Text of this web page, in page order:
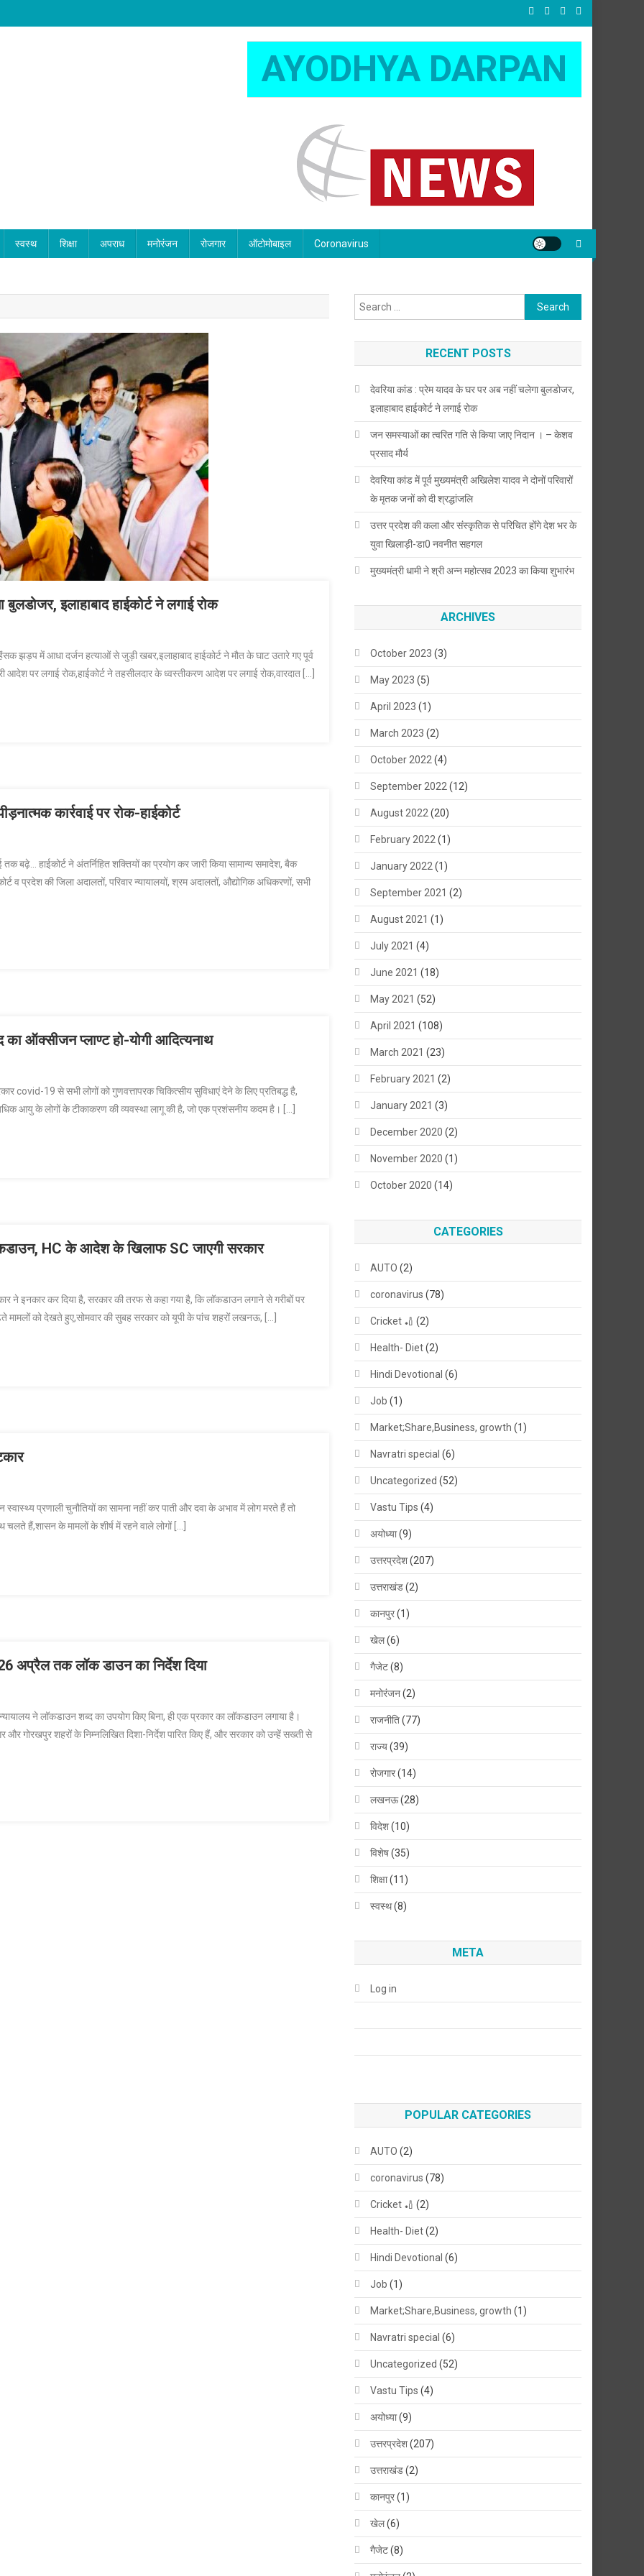
AYODHYA DARPAN
स्वस्थ शिक्षा अपराध मनोरंजन रोजगार ऑटोमोबाइल Coronavirus
इलाहाबाद हाईकोर्ट ने लगाई रोक
झड़प में आधा दर्जन हत्याओं से जुड़ी खबर,इलाहाबाद हाईकोर्ट ने मौत के घाट उतारे गए पूर्व
पर लगाई रोक,हाईकोर्ट ने तहसीलदार के ध्वस्तीकरण आदेश पर लगाई रोक,वारदात […]
कार्रवाई पर रोक-हाईकोर्ट
बढ़े… हाईकोर्ट ने अंतर्निहित शक्तियों का प्रयोग कर जारी किया सामान्य समादेश, बैक
व प्रदेश की जिला अदालतों, परिवार न्यायालयों, श्रम अदालतों, औद्योगिक अधिकरणों, सभी
ऑक्सीजन प्लाण्ट हो-योगी आदित्यनाथ
covid-19 से सभी लोगों को गुणवत्तापरक चिकित्सीय सुविधाएं देने के लिए प्रतिबद्ध है,
आयु के लोगों के टीकाकरण की व्यवस्था लागू की है, जो एक प्रशंसनीय कदम है। […]
HC के आदेश के खिलाफ SC जाएगी सरकार
इनकार कर दिया है, सरकार की तरफ से कहा गया है, कि लॉकडाउन लगाने से गरीबों पर
मामलों को देखते हुए,सोमवार की सुबह सरकार को यूपी के पांच शहरों लखनऊ, […]
स्वास्थ्य प्रणाली चुनौतियों का सामना नहीं कर पाती और दवा के अभाव में लोग मरते हैं तो
हैं,शासन के मामलों के शीर्ष में रहने वाले लोगों […]
अप्रैल तक लॉक डाउन का निर्देश दिया
ने लॉकडाउन शब्द का उपयोग किए बिना, ही एक प्रकार का लॉकडाउन लगाया है।
गोरखपुर शहरों के निम्नलिखित दिशा-निर्देश पारित किए हैं, और सरकार को उन्हें सख्ती से
Search
for:
RECENT POSTS
देवरिया कांड : प्रेम यादव के घर पर अब नहीं चलेगा बुलडोजर,
इलाहाबाद हाईकोर्ट ने लगाई रोक
जन समस्याओं का त्वरित गति से किया जाए निदान । – केशव
प्रसाद मौर्य
देवरिया कांड में पूर्व मुख्यमंत्री अखिलेश यादव ने दोनों परिवारों
के मृतक जनों को दी श्रद्धांजलि
उत्तर प्रदेश की कला और संस्कृतिक से परिचित होंगे देश भर के
युवा खिलाड़ी-डा0 नवनीत सहगल
मुख्यमंत्री धामी ने श्री अन्न महोत्सव 2023 का किया शुभारंभ
ARCHIVES
October 2023 (3)
May 2023 (5)
April 2023 (1)
March 2023 (2)
October 2022 (4)
September 2022 (12)
August 2022 (20)
February 2022 (1)
January 2022 (1)
September 2021 (2)
August 2021 (1)
July 2021 (4)
June 2021 (18)
May 2021 (52)
April 2021 (108)
March 2021 (23)
February 2021 (2)
January 2021 (3)
December 2020 (2)
November 2020 (1)
October 2020 (14)
CATEGORIES
AUTO (2)
coronavirus (78)
Cricket 🏏 (2)
Health- Diet(2)
Hindi Devotional (6)
Job (1)
Market;Share,Business, growth (1)
Navratri special (6)
Uncategorized (52)
Vastu Tips (4)
अयोध्या(9)
उत्तरप्रदेश(207)
उत्तराखंड(2)
कानपुर(1)
खेल(6)
गैजेट(8)
मनोरंजन(2)
राजनीति(77)
राज्य(39)
रोजगार(14)
लखनऊ(28)
विदेश(10)
विशेष(35)
शिक्षा(11)
स्वस्थ(8)
META
Log in
POPULAR CATEGORIES
AUTO (2)
coronavirus (78)
Cricket 🏏 (2)
Health- Diet(2)
Hindi Devotional (6)
Job (1)
Market;Share,Business, growth (1)
Navratri special (6)
Uncategorized (52)
Vastu Tips (4)
अयोध्या(9)
उत्तरप्रदेश(207)
उत्तराखंड(2)
कानपुर(1)
खेल(6)
गैजेट(8)